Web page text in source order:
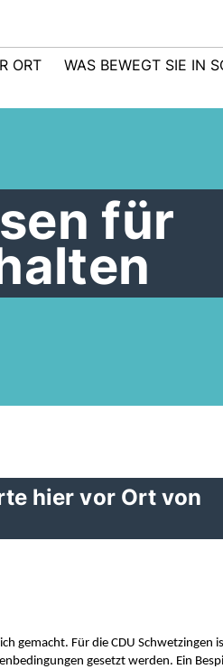
ORT WAS BEWEGT SIE IN
für
hier vor Ort von
gemacht. Für die CDU Schwetzingen
gesetzt werden. Ein